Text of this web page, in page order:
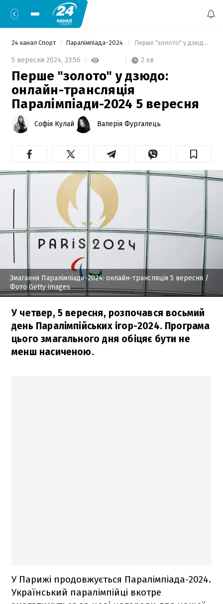
24 канал Спорт Паралімпіада-2024 Перше "золото" у дзюдо: онлайн-трансляція Паралімпіади-2024 5 вересня
5 вересня 2024, 23:56 2 хв
Перше "золото" у дзюдо:
онлайн-трансляція
Паралімпіади-2024 5 вересня
Софія Кулай Валерія Фургалець
Змагання Паралімпіади-2024: онлайн-трансляція 5 вересня/
Фото Getty images
У четвер, 5 вересня, розпочався восьмий
день Паралімпійських ігор-2024. Програма
цього змагального дня обіцяє бути не
менш насиченою.
У Парижі продовжується Паралімпіада-2024.
Український паралімпійці вкотре